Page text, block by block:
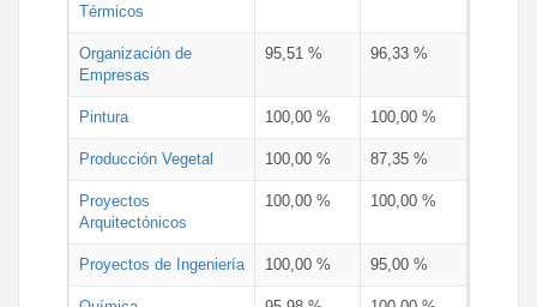
Térmicos
Organización de
Empresas
95,51 % 96,33 %
Pintura 100,00 % 100,00 %
Producción Vegetal 100,00 % 87,35 %
Proyectos
Arquitectónicos
100,00 % 100,00 %
Proyectos de Ingeniería 100,00 % 95,00 %